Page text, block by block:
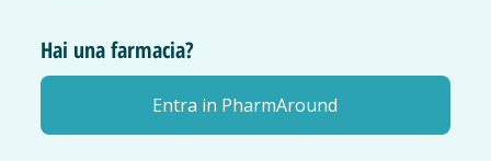
Hai una farmacia?
Entra in PharmAround